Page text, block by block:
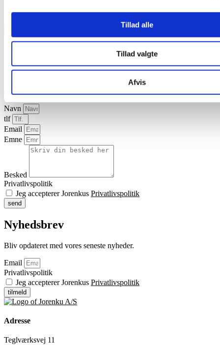
Tillad alle
Tillad valgte
Afvis
Download brochurer om sårpleje til kvæg – Staldren Salve
Download sikkerhedsdatablad for Staldren®Salve
Navn
tlf
Email
Emne
Besked
Privatlivspolitik
Jeg accepterer Jorenkus Privatlivspolitik
send
Nyhedsbrev
Bliv opdateret med vores seneste nyheder.
Email
Privatlivspolitik
Jeg accepterer Jorenkus Privatlivspolitik
tilmeld
Adresse
Teglværksvej 11